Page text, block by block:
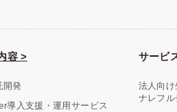
容 >
開発
導入支援・運用サービス
サービ
法人向
ナレフル